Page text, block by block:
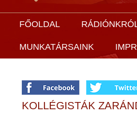
FŐOLDAL
MUNKATÁRSAINK
KOLLÉGISTÁK